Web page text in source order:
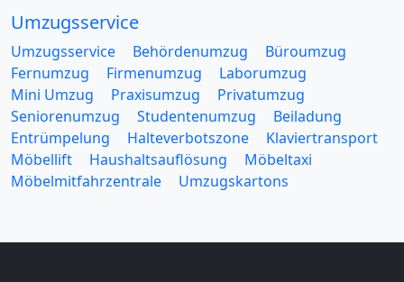
Umzugsservice
Umzugsservice Behördenumzug
Büroumzug
Fernumzug
Firmenumzug
Laborumzug
Mini Umzug
Praxisumzug
Privatumzug
Seniorenumzug
Studentenumzug
Beiladung
Entrümpelung
Halteverbotszone
Klaviertransport
Möbellift
Haushaltsauflösung
Möbeltaxi
Möbelmitfahrzentrale
Umzugskartons